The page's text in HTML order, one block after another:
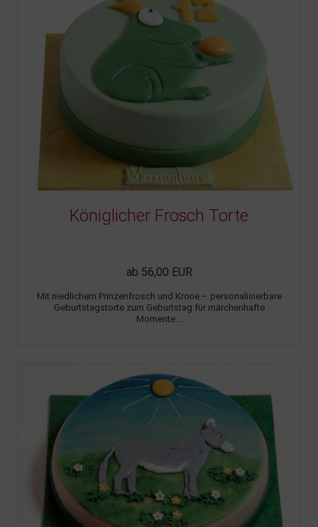
Königlicher Frosch Torte
ab 56,00 EUR
Mit niedlichem Prinzenfrosch und Krone – personalisierbare
Geburtstagstorte zum Geburtstag für märchenhafte
Momente...